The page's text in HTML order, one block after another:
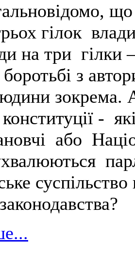
гілок
на три гілки
з
зокрема.
-
або